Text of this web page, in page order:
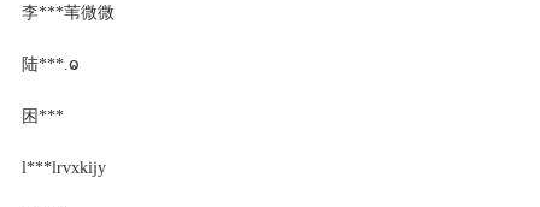
李***苇微微
陆***.ⱺ
困***
l***lrvxkijy